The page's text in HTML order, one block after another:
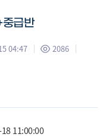
중급반
04:47
2086
11:00:00